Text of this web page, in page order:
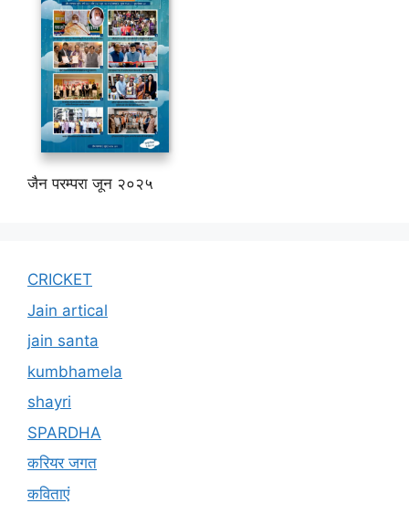
जैन परम्परा जून २०२५
CRICKET
Jain artical
jain santa
kumbhamela
shayri
SPARDHA
करियर जगत
कविताएं